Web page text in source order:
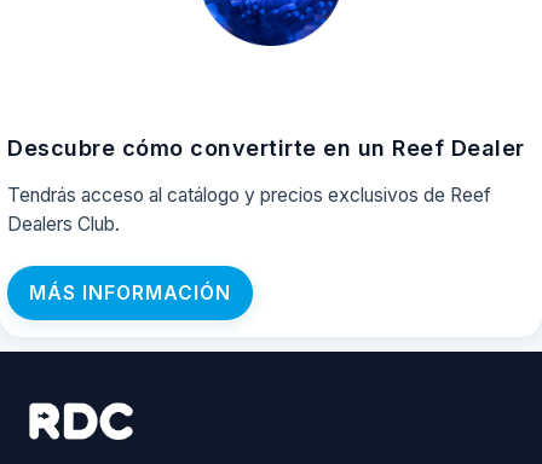
Descubre cómo convertirte en un Reef Dealer
Tendrás acceso al catálogo y precios exclusivos de Reef
Dealers Club.
MÁS INFORMACIÓN